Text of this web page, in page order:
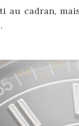
au cadran,